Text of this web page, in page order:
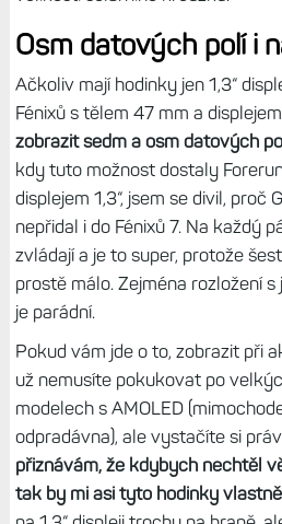
hodinek. Nemusíte řešit, zda
nebo bez něj. (Ale ten safír, to
Když srovnávám s Fénixy 7 Pro,
kroužek blíže k safíru, což
ve chvíli, kdy slunce svítí více z
na Endurech 3, kde je solár
Samotné články jsou 2× účinnější
také znamená výrazně lepší
velikosti solárního kroužku.
Osm datových polí i
Ačkoliv mají hodinky jen 1,3“
Fénixů s tělem 47 mm a
zobrazit sedm a osm datových
kdy tuto možnost dostaly
displejem 1,3“, jsem se divil, proč
nepřidal i do Fénixů 7. Na každý